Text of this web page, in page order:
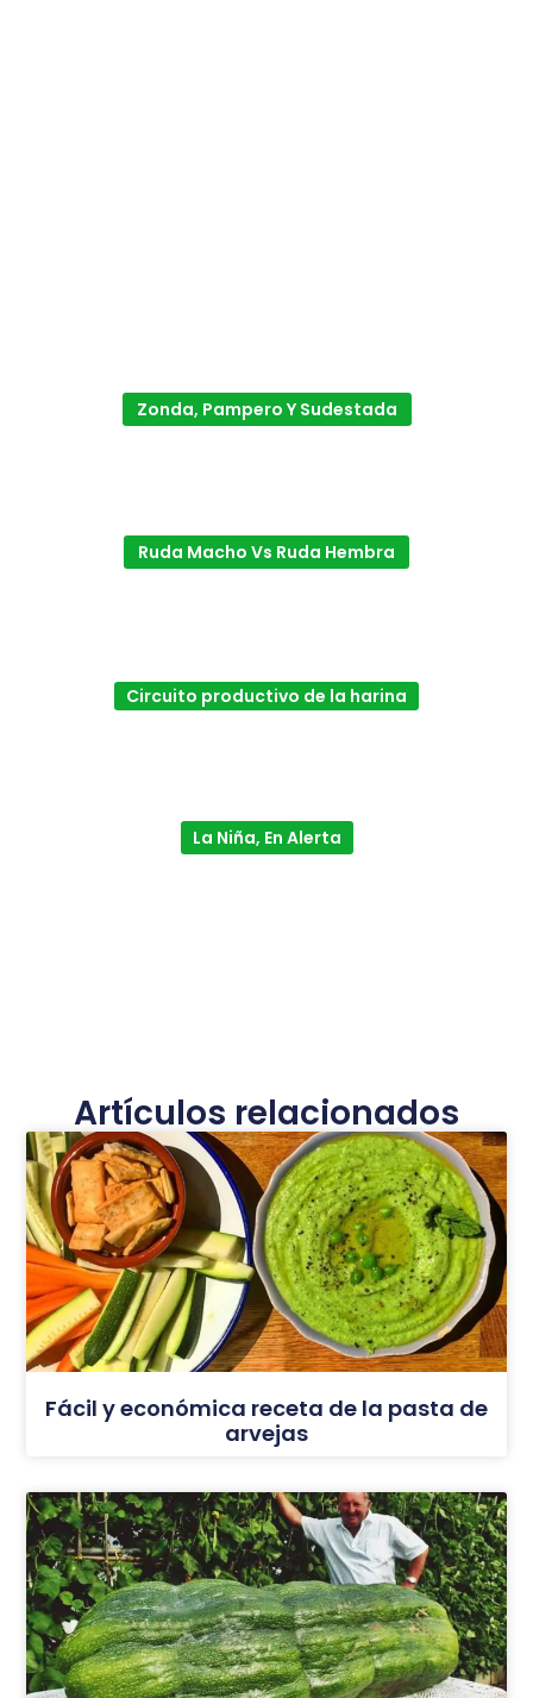
Zonda, Pampero Y Sudestada
Ruda Macho Vs Ruda Hembra
Circuito productivo de la harina
La Niña, En Alerta
Artículos relacionados
Fácil y económica receta de la pasta de
arvejas